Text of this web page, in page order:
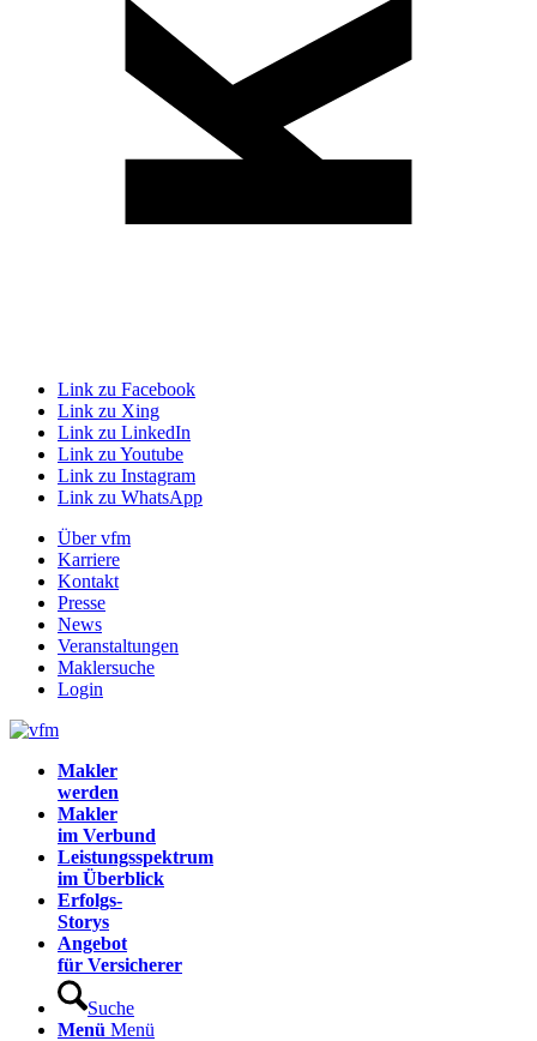
Link zu Facebook
Link zu Xing
Link zu LinkedIn
Link zu Youtube
Link zu Instagram
Link zu WhatsApp
Über vfm
Karriere
Kontakt
Presse
News
Veranstaltungen
Maklersuche
Login
Makler
werden
Makler
im Verbund
Leistungsspektrum
im Überblick
Erfolgs-
Storys
Angebot
für Versicherer
Suche
Menü Menü